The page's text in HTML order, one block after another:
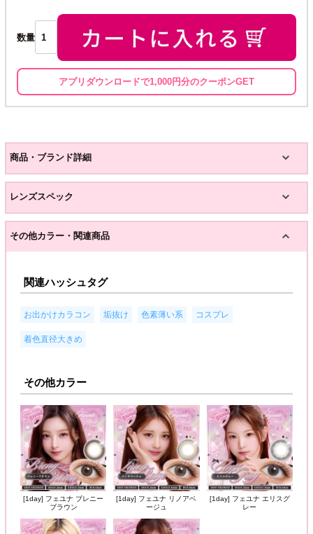
数量
アプリダウンロードで1,000円分のクーポンGET
商品・ブランド詳細
レンズスペック
その他カラー・関連商品
関連ハッシュタグ
お出かけカラコン 垢抜け 色素薄い系 コスプレ
着色直径大きめ
その他カラー
[1day] フェユナ ブレニー
ブラウン
[1day] フェユナ リノアベ
ージュ
[1day] フェユナ エリスグ
レー